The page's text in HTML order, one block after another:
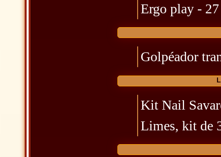
Ergo play -
Golpéador
Kit Nail
Limes, kit de